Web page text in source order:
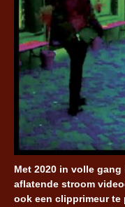
Met 2020 in volle
aflatende stroom
ook een clipprimeur te